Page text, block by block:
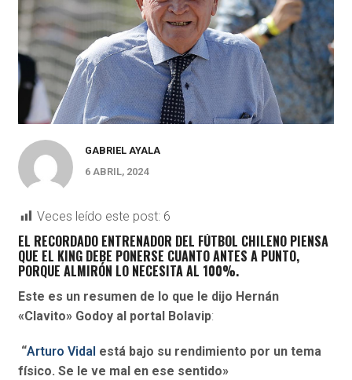
GABRIEL AYALA
6 ABRIL, 2024
Veces leído este post: 6
EL RECORDADO ENTRENADOR DEL FÚTBOL CHILENO PIENSA
QUE EL KING DEBE PONERSE CUANTO ANTES A PUNTO,
PORQUE ALMIRÓN LO NECESITA AL 100%.
Este es un resumen de lo que le dijo Hernán
«Clavito» Godoy al portal Bolavip:
“Arturo Vidal está bajo su rendimiento por un tema
físico. Se le ve mal en ese sentido»